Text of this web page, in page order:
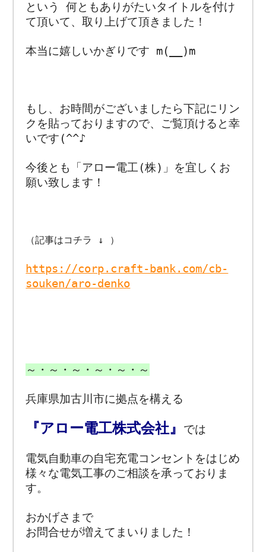
という 何ともありがたいタイトルを付け
て頂いて、取り上げて頂きました！
本当に嬉しいかぎりです m(__)m
もし、お時間がございましたら下記にリン
クを貼っておりますので、ご覧頂けると幸
いです(^^♪
今後とも「アロー電工(株)」を宜しくお
願い致します！
（記事はコチラ ↓ ）
https://corp.craft-bank.com/cb-
souken/aro-denko
～・～・～・～・～・～
兵庫県加古川市に拠点を構える
『アロー電工株式会社』 では
電気自動車の自宅充電コンセントをはじめ
様々な電気工事のご相談を承っておりま
す。
おかげさまで
お問合せが増えてまいりました！